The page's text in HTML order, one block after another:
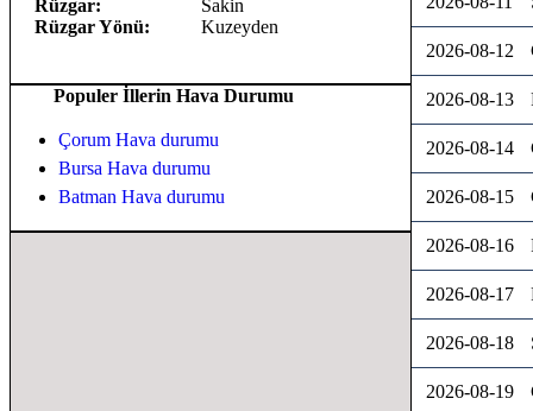
Rüzgar:
Sakin
Rüzgar Yönü:
Kuzeyden
2026-08-12
2026-08-13
2026-08-14
2026-08-15
2026-08-16
2026-08-17
2026-08-18
2026-08-19
Populer İllerin Hava Durumu
Çorum Hava durumu
Bursa Hava durumu
Batman Hava durumu